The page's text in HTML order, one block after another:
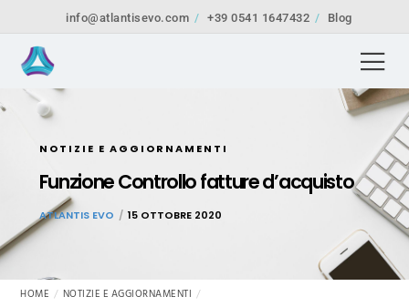
info@atlantisevo.com +39 0541 1647432 Blog
NOTIZIE E AGGIORNAMENTI
Funzione Controllo fatture d’acquisto
ATLANTIS EVO 15 OTTOBRE 2020
HOME
NOTIZIE E AGGIORNAMENTI